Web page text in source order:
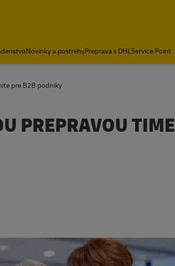
Novinky a postrehyPreprava s DHLService Point
pre B2B podniky
PREPRAVOU TIME